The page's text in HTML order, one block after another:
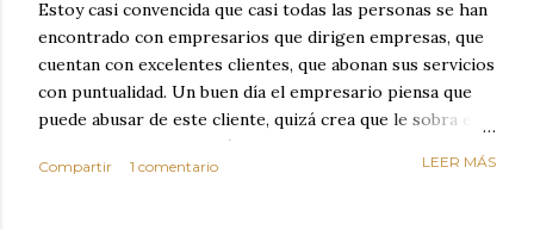
Estoy casi convencida que casi todas las personas se han
encontrado con empresarios que dirigen empresas, que
cuentan con excelentes clientes, que abonan sus servicios
con puntualidad. Un buen día el empresario piensa que
puede abusar de este cliente, quizá crea que le sobra el
dinero porque la mayoría de los otros pagan mal y
tarde y en ocasiones ni abonan los servicios. Cuando una
Compartir 1 comentario LEER MÁS